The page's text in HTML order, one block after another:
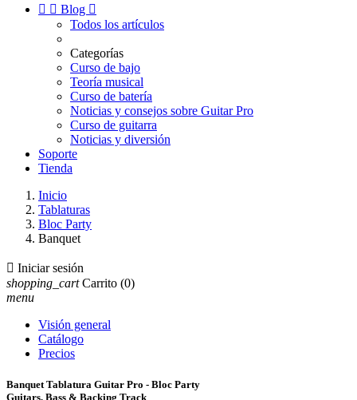
  Blog 
Todos los artículos
Categorías
Curso de bajo
Teoría musical
Curso de batería
Noticias y consejos sobre Guitar Pro
Curso de guitarra
Noticias y diversión
Soporte
Tienda
Inicio
Tablaturas
Bloc Party
Banquet
 Iniciar sesión
shopping_cart Carrito (0)
menu
Visión general
Catálogo
Precios
Banquet Tablatura Guitar Pro - Bloc Party
Guitars, Bass & Backing Track